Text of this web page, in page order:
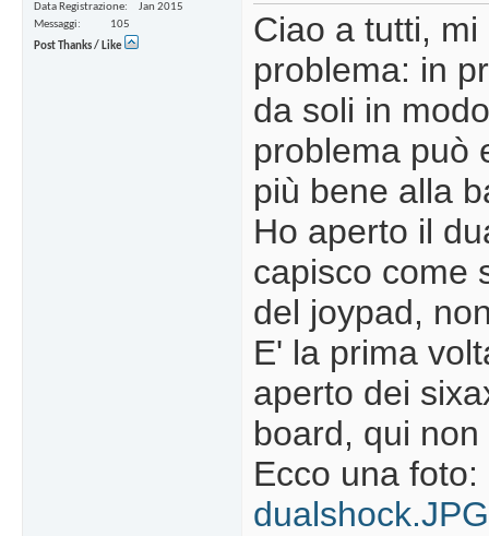
Data Registrazione
Jan 2015
Messaggi
105
Post Thanks / Like
Ciao a tutti,
problema: in
da soli in
problema può
più bene alla
Ho aperto il
capisco come
del joypad,
E' la prima
aperto dei
board, qui non
Ecco una foto:
dualshock.JPG